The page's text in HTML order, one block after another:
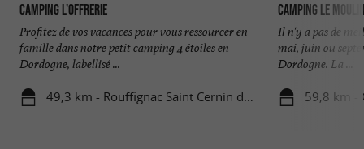
Camping L'Offrerie
Profitez de vos vacances pour vous ressourcer en
famille dans notre petit camping 4 étoiles en
Dordogne, labellisé ...
49,3 km - Rouffignac Saint Cernin de Reilhac
Camping Le
Il n'y a pas de
mai, juin ou
Dordogne. La ...
59,8 km -